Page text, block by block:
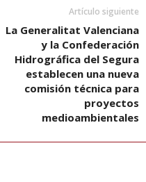
Artículo siguiente
La Generalitat Valenciana
y la Confederación
Hidrográfica del Segura
establecen una nueva
comisión técnica para
proyectos
medioambientales